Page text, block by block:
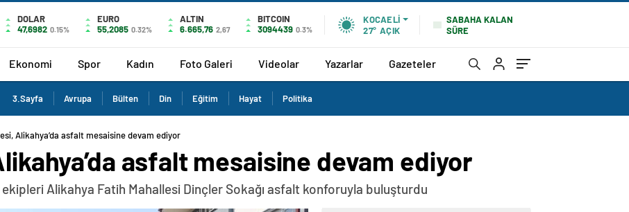
DOLAR
47,6982 0.15%
EURO
55,2085 0.32%
ALTIN
6.665,76 2,67
BITCOIN
3094439 0.3%
KOCAELI
27° AÇIK
SABAHA KALAN
SÜRE
Ekonomi Spor Kadın Foto Galeri Videolar Yazarlar Gazeteler
3.Sayfa Avrupa Bülten Din Eğitim Hayat Politika
Alikahya’da asfalt mesaisine devam ediyor
asfalt mesaisine devam ediyor
Alikahya Fatih Mahallesi Dinçler Sokağı asfalt konforuyla buluşturdu